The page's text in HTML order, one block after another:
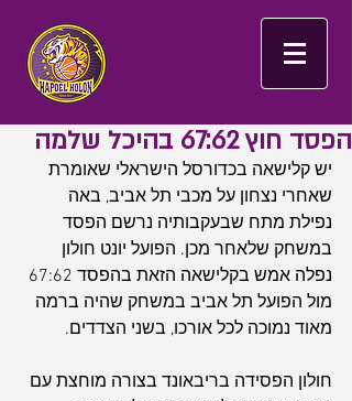
הפסד חוץ 67:62 בהיכל שלמה
יש קלישאה בכדורסל הישראלי שאומרת
שאחרי נצחון על מכבי תל אביב, באה
נפילת מתח שבעקבותיה נרשם הפסד
במשחק שלאחר מכן. הפועל יונט חולון
מול הפועל תל אביב במשחק שהיה ברמה
מאוד נמוכה לכל אורכו, בשני הצדדים.
חולון הפסידה בריבאונד בצורה מוחצת עם